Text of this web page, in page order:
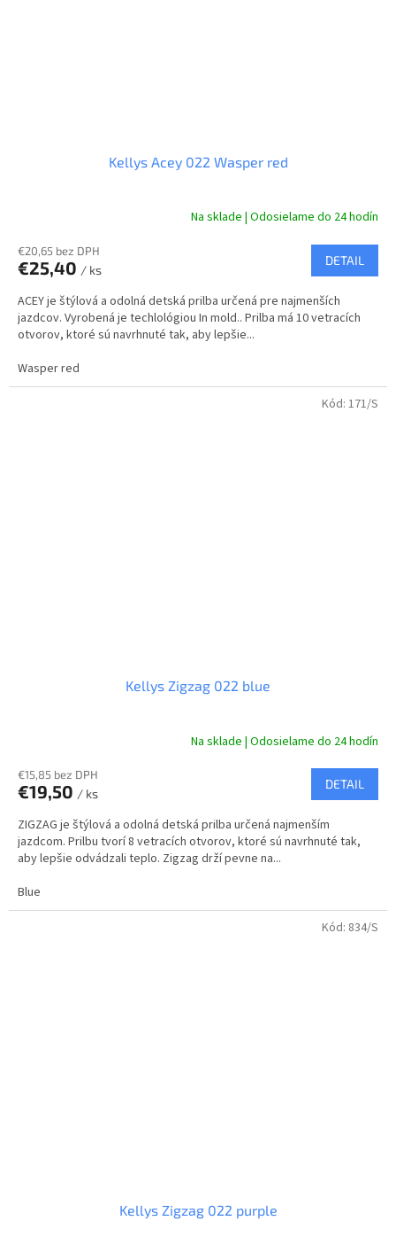
Kellys Acey 022 Wasper red
Na sklade | Odosielame do 24 hodín
€20,65 bez DPH
€25,40 / ks
DETAIL
ACEY je štýlová a odolná detská prilba určená pre najmenších
jazdcov. Vyrobená je techlológiou In mold.. Prilba má 10 vetracích
otvorov, ktoré sú navrhnuté tak, aby lepšie...
Wasper red
Kellys Zigzag 022 blue
Na sklade | Odosielame do 24 hodín
€15,85 bez DPH
€19,50 / ks
DETAIL
ZIGZAG je štýlová a odolná detská prilba určená najmenším
jazdcom. Prilbu tvorí 8 vetracích otvorov, ktoré sú navrhnuté tak,
aby lepšie odvádzali teplo. Zigzag drží pevne na...
Blue
Kód: 171/S
Kellys Zigzag 022 purple
Kód: 834/S